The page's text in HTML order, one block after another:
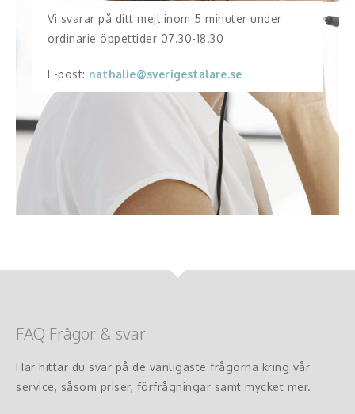
Vi svarar på ditt mejl inom 5 minuter under
ordinarie öppettider 07.30-18.30
E-post: nathalie@sverigestalare.se
FAQ Frågor & svar
Här hittar du svar på de vanligaste frågorna kring vår
service, såsom priser, förfrågningar samt mycket mer.